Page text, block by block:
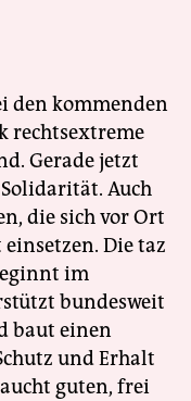
den kommenden
rechtsextreme
Gerade jetzt
Auch
die sich vor Ort
Die taz
im
bundesweit
baut einen
und Erhalt
guten, frei